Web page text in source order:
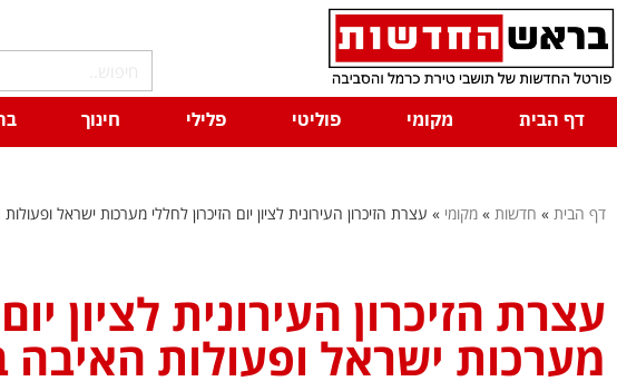
דף הבית
מקומי פוליטי פלילי חינוך
דף הבית » חדשות » מקומי » עצרת הזיכרון העירונית לציון יום הזיכרון לחללי מערכות ישראל
עצרת הזיכרון העירונית לציון
מערכות ישראל ופעולות